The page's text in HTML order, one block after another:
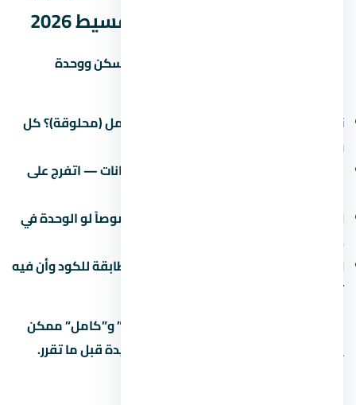
الوحدات وأفضل أنظمة التقسيط 2026
التشطيب هو الفرق بين وحدة تستاهل السكن ووحدة
نوع التشطيب:
نص تشطيب (لقطة) أم كامل (محلوقة)؟ كل
واحد ليه سعر ومميزات.
البورسلين والسنترال والدهانات — اتفرج على
العزل:
العزل المائي والحراري مهم جداً خصوصاً لو الوحدة في
دور أرضي أو دور أخير.
الكهرباء والصحي:
اتأكد إن التمديدات مطابقة للكود وأن فيه
تأريض.
في مشاريع كتير، الفرق بين “نص تشطيب” و”كامل” ممكن
يوصل 500-1500 جنيه للمتر. احسبها كمبيدة قبل ما تقرر.